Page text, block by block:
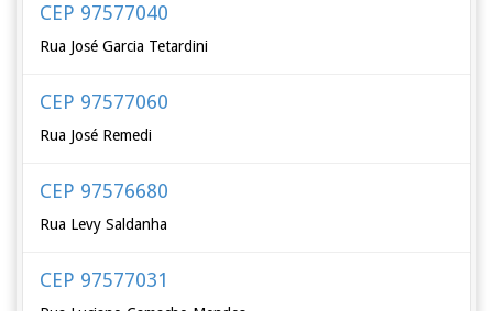
CEP 97577040
Rua José Garcia Tetardini
CEP 97577060
Rua José Remedi
CEP 97576680
Rua Levy Saldanha
CEP 97577031